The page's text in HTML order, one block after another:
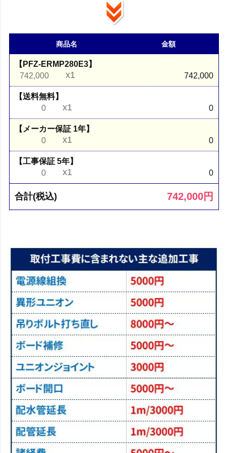
商品名 金額
【PFZ-ERMP280E3】
742,000
x1 742,000
【送料無料】
0
x1 0
【メーカー保証 1年】
0
x1 0
【工事保証 5年】
0
x1 0
合計(税込) 742,000円